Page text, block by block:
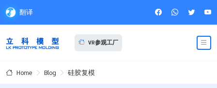
翻译
VR参观工厂
Home Blog 硅胶复模